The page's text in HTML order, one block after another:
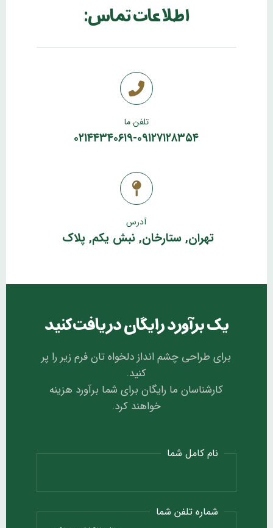
اطلاعات تماس:
تلفن ما
۰۲۱۴۴۳۴۰۶۱۹-۰۹۱۲۷۱۲۸۳۵۴
آدرس
تهران, ستارخان, نبش یکم, پلاک
یک برآورد رایگان دریافت کنید
برای طراحی چشم انداز دلخواه تان فرم زیر را پر
کنید.
کارشناسان ما رایگان برای شما برآورد هزینه
خواهند کرد.
نام کامل شما
شماره تلفن شما